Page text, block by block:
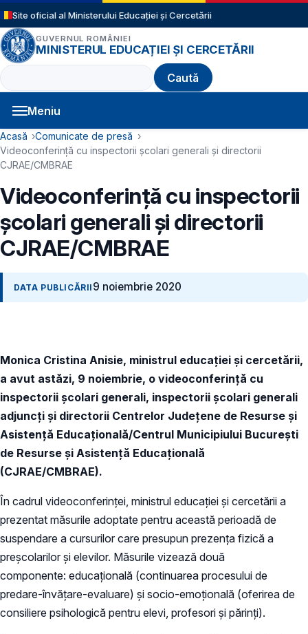
Sari la conținutul principal
Site oficial al Ministerului Educației și Cercetării
GUVERNUL ROMÂNIEI
MINISTERUL EDUCAȚIEI ȘI CERCETĂRII
Caută
Meniu
Navigație principală
Cale de navigare
Acasă
Comunicate de presă
Videoconferință cu inspectorii școlari generali și directorii
CJRAE/CMBRAE
Videoconferință cu inspectorii
școlari generali și directorii
CJRAE/CMBRAE
DATA PUBLICĂRII 9 noiembrie 2020
Monica Cristina Anisie, ministrul educației și cercetării,
a avut astăzi, 9 noiembrie, o videoconferință cu
inspectorii școlari generali, inspectorii școlari generali
adjuncți și directorii Centrelor Județene de Resurse și
Asistență Educațională/Centrul Municipiului București
de Resurse și Asistență Educațională
(CJRAE/CMBRAE).
În cadrul videoconferinței, ministrul educației și cercetării a
prezentat măsurile adoptate pentru această perioadă de
suspendare a cursurilor care presupun prezența fizică a
preșcolarilor și elevilor. Măsurile vizează două
componente: educațională (continuarea procesului de
predare-învățare-evaluare) și socio-emoțională (oferirea de
consiliere psihologică pentru elevi, profesori și părinți).